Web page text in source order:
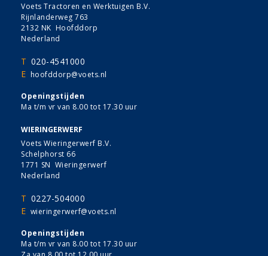
Voets Tractoren en Werktuigen B.V.
Rijnlanderweg 763
2132 NK Hoofddorp
Nederland
T 020-4541000
E hoofddorp@voets.nl
Openingstijden
Ma t/m vr van 8.00 tot 17.30 uur
WIERINGERWERF
Voets Wieringerwerf B.V.
Schelphorst 66
1771 SN Wieringerwerf
Nederland
T 0227-504000
E wieringerwerf@voets.nl
Openingstijden
Ma t/m vr van 8.00 tot 17.30 uur